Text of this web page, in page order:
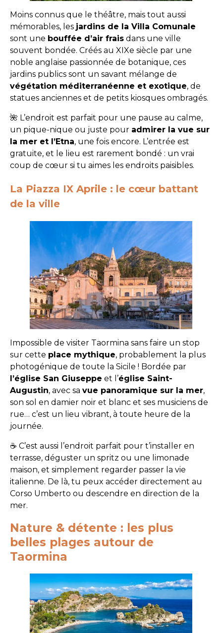
Moins connus que le théâtre, mais tout aussi
mémorables, les jardins de la Villa Comunale
sont une bouffée d’air frais dans une ville
souvent bondée. Créés au XIXe siècle par une
noble anglaise passionnée de botanique, ces
jardins publics sont un savant mélange de
végétation méditerranéenne et exotique, de
statues anciennes et de petits kiosques ombragés.
🌺 L’endroit est parfait pour une pause au calme,
un pique-nique ou juste pour admirer la vue sur
la mer et l’Etna, une fois encore. L’entrée est
gratuite, et le lieu est rarement bondé : un vrai
coup de cœur si tu aimes les endroits paisibles.
La Piazza IX Aprile : le cœur battant
de la ville
Impossible de visiter Taormina sans faire un stop
sur cette place mythique, probablement la plus
photogénique de toute la Sicile ! Bordée par
l’église San Giuseppe et l’église Saint-
Augustin, avec sa vue panoramique sur la mer,
son sol en damier noir et blanc et ses musiciens de
rue… c’est un lieu vibrant, à toute heure de la
journée.
☕ C’est aussi l’endroit parfait pour t’installer en
terrasse, déguster un spritz ou une limonade
maison, et simplement regarder passer la vie
italienne. De là, tu peux accéder directement au
Corso Umberto ou descendre en direction de la
mer.
Nature & détente : les plus
belles plages autour de
Taormina